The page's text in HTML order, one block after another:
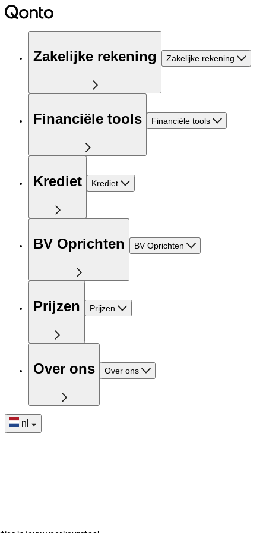
Zakelijke rekening Zakelijke rekening
Financiële tools Financiële tools
Krediet Krediet
BV Oprichten BV Oprichten
Prijzen Prijzen
Over ons Over ons
nl